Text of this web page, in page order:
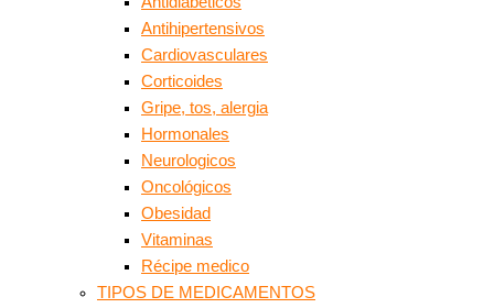
Antihipertensivos
Cardiovasculares
Corticoides
Gripe, tos, alergia
Hormonales
Neurologicos
Oncológicos
Obesidad
Vitaminas
Récipe medico
TIPOS DE MEDICAMENTOS